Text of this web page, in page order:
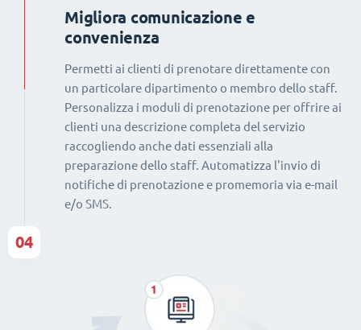
Migliora comunicazione e
convenienza
Permetti ai clienti di prenotare direttamente con
un particolare dipartimento o membro dello staff.
Personalizza i moduli di prenotazione per offrire ai
clienti una descrizione completa del servizio
raccogliendo anche dati essenziali alla
preparazione dello staff. Automatizza l'invio di
notifiche di prenotazione e promemoria via e-mail
e/o SMS.
04